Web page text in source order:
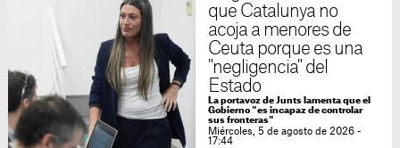
que Catalunya no
acoja a menores de
Ceuta porque es una
"negligencia" del
Estado
La portavoz de Junts lamenta que el
Gobierno "es incapaz de controlar
sus fronteras"
Miércoles, 5 de agosto de 2026 -
17:44